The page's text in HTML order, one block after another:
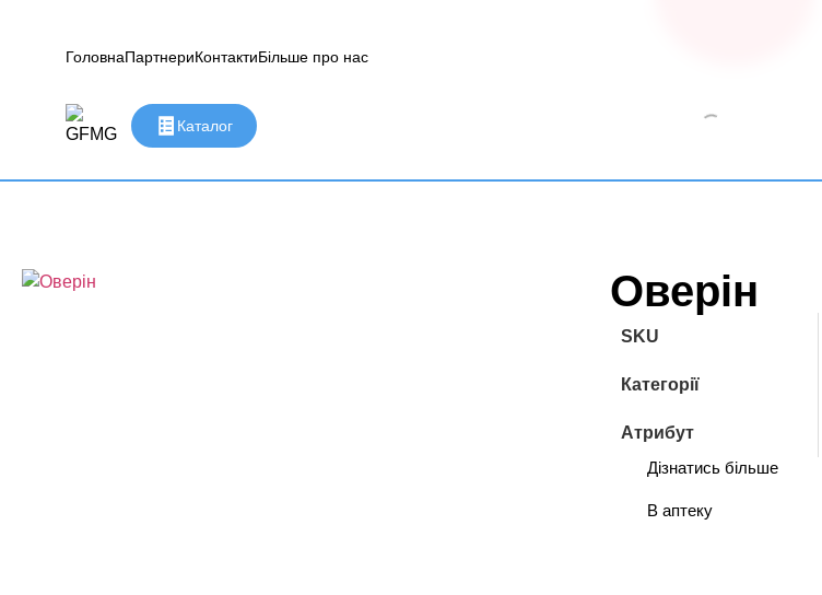
ГоловнаПартнериКонтактиБільше про нас
Каталог
Оверін
SKU
Категорії
Атрибут
Дізнатись більше
В аптеку